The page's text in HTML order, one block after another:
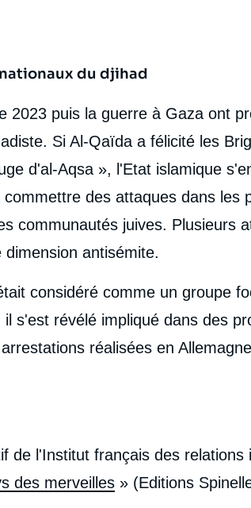
du djihad
2023 puis la guerre à Gaza ont
Si Al-Qaïda a félicité les
d'al-Aqsa », l'Etat islamique
des attaques dans les
communautés juives. Plusieurs
antisémite.
considéré comme un groupe
s'est révélé impliqué dans des
réalisées en
de l'Institut français des relations
des merveilles » (Editions